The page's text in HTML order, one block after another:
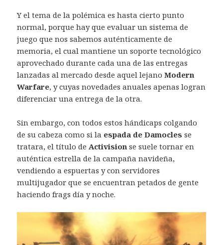
Y el tema de la polémica es hasta cierto punto
normal, porque hay que evaluar un sistema de
juego que nos sabemos auténticamente de
memoria, el cual mantiene un soporte tecnológico
aprovechado durante cada una de las entregas
lanzadas al mercado desde aquel lejanoModern
Warfare, y cuyas novedades anuales apenas logran
diferenciar una entrega de la otra.
Sin embargo, con todos estos hándicaps colgando
de su cabeza como si la espada de Damocles se
tratara, el título deActivisionse suele tornar en
auténtica estrella de la campaña navideña,
vendiendo a espuertas y con servidores
multijugador que se encuentran petados de gente
haciendo frags día y noche.